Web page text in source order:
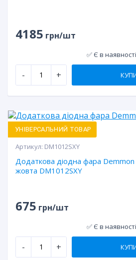
4185 грн/шт
✅ Є в наявності
- +
УНІВЕРСАЛЬНИЙ ТОВАР
Артикул: DM1012SXY
Додаткова діодна фара
жовта DM1012SXY
675 грн/шт
✅ Є в наявності
- +